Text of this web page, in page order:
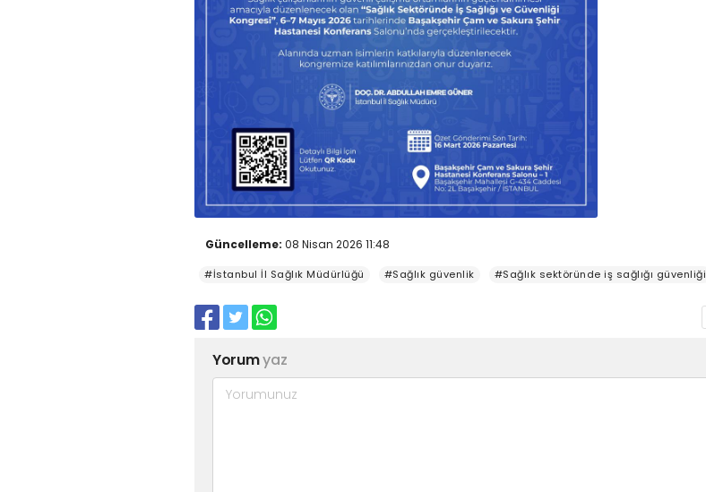
Güncelleme: 08 Nisan 2026 11:48
#İstanbul İl Sağlık Müdürlüğü #Sağlık güvenlik #Sağlık sektöründe iş sağlığı güvenliği
Yorumyaz